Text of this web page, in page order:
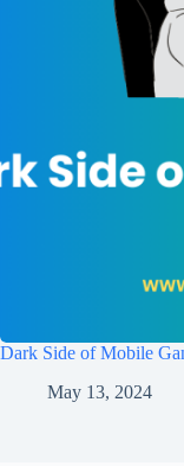
Dark Side of Mobile
May 13, 2024